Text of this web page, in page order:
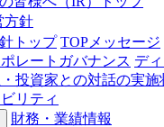
方針
トップ TOPメッセージ
レートガバナンス デ
投資家との対話の実施
リティ
財務・業績情報